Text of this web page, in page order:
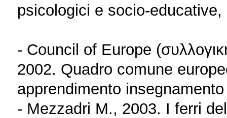
psicologici e socio-
- Council of Europe
2002. Quadro comune
apprendimento
- Mezzadri M., 2003. I ferri